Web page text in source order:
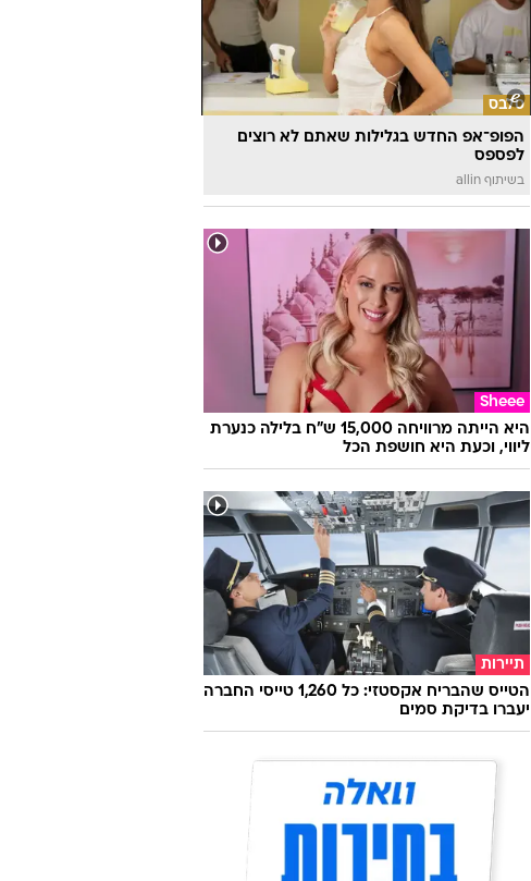
סלבס
הפופ־אפ החדש בגלילות שאתם לא רוצים
לפספס
בשיתוף allin
Sheee
היא הייתה מרוויחה 15,000 ש"ח בלילה כנערת
ליווי, וכעת היא חושפת הכל
תיירות
הטייס שהבריח אקסטזי: כל 1,260 טייסי החברה
יעברו בדיקת סמים